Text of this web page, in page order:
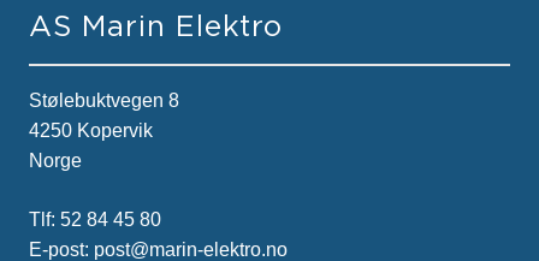
AS Marin Elektro
Stølebuktvegen 8
4250 Kopervik
Norge
Tlf: 52 84 45 80
E-post: post@marin-elektro.no